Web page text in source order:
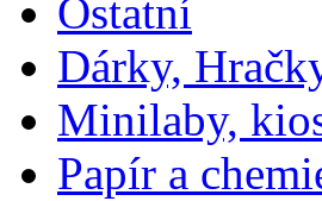
Ostatní
Dárky,
Minilaby,
Papír a